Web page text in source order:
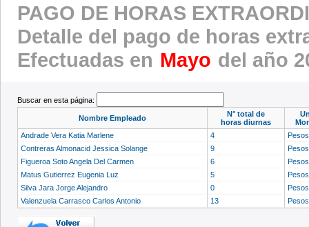
PAGO DE HORAS
Detalle del pago de horas
Efectuadas en Mayo del año
Buscar en esta página:
Nombre Empleado
N° total de
horas diurnas
Andrade Vera Katia Marlene
4
Contreras Almonacid Jessica Solange
9
Figueroa Soto Angela Del Carmen
6
Matus Gutierrez Eugenia Luz
5
Silva Jara Jorge Alejandro
0
Valenzuela Carrasco Carlos Antonio
13